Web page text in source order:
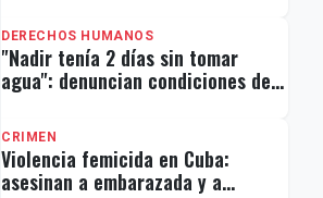
DERECHOS HUMANOS
"Nadir tenía 2 días sin tomar
agua": denuncian condiciones de
CRIMEN
Violencia femicida en Cuba:
asesinan a embarazada y a